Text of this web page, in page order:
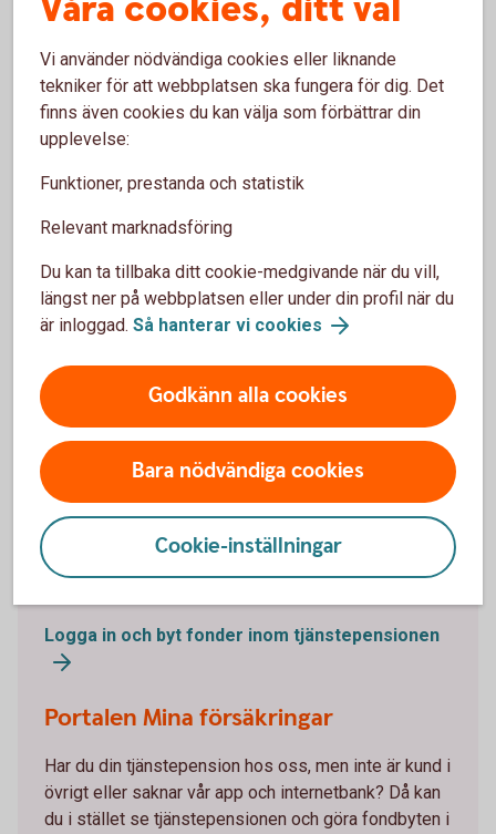
kostnadsfritt
Vill du hellre välja egna
fonder?
av fonder. Detta gör att du hitta alternativ som
passar just dina behov. Självklart kan du när som
helst – kostnadsfritt - byta till andra fonder. Du kan
även se hur mycket din arbetsgivare har betalat in,
utvecklingen på ditt sparande och ändra
köpfördelningen för framtida insättningar.
Internetbanken eller vår app
Om du är kund hos oss ser du din tjänstepension
och gör enkelt fondbyten i internetbanken eller vår
app.
Logga in och byt fonder inom tjänstepensionen
Portalen Mina försäkringar
Har du din tjänstepension hos oss, men inte är kund i
övrigt eller saknar vår app och internetbank? Då kan
du i stället se tjänstepensionen och göra fondbyten i
Vi använder nödvändiga cookies eller liknande
tekniker för att webbplatsen ska fungera för dig. Det
finns även cookies du kan välja som förbättrar din
upplevelse:
Funktioner, prestanda och statistik
Relevant marknadsföring
Du kan ta tillbaka ditt cookie-medgivande när du vill,
längst ner på webbplatsen eller under din profil när du
är inloggad. Så hanterar vi cookies
Godkänn alla cookies
Bara nödvändiga cookies
Cookie-inställningar